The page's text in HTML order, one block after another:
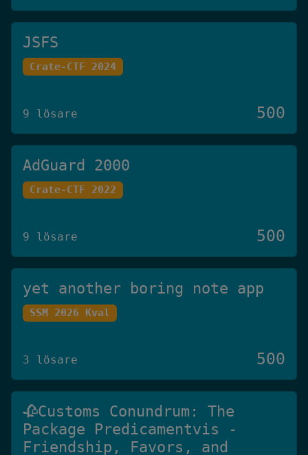
JSFS
Crate-CTF 2024
9 lösare 500
AdGuard 2000
Crate-CTF 2022
9 lösare 500
yet another boring note app
SSM 2026 Kval
3 lösare 500
🥀Customs Conundrum: The
Package Predicamentvis -
Friendship, Favors, and